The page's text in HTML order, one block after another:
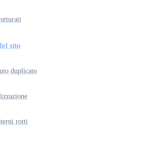
sito
duplicato
rotti